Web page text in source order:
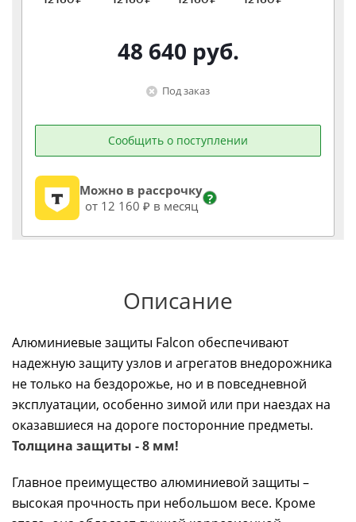
48 640 руб.
Под заказ
Сообщить о поступлении
Можно в рассрочку
от 12 160 ₽ в месяц
?
Описание
Алюминиевые защиты Falcon обеспечивают
надежную защиту узлов и агрегатов внедорожника
не только на бездорожье, но и в повседневной
эксплуатации, особенно зимой или при наездах на
оказавшиеся на дороге посторонние предметы.
Толщина защиты - 8 мм!
Главное преимущество алюминиевой защиты –
высокая прочность при небольшом весе. Кроме